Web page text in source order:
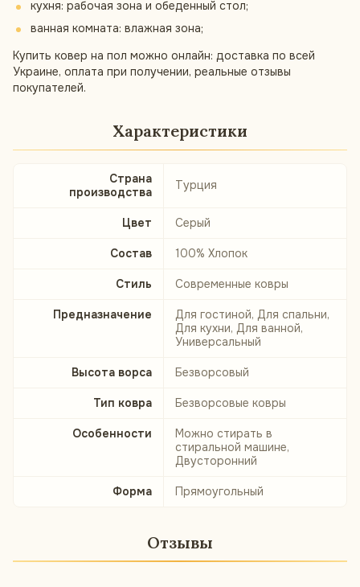
кухня: рабочая зона и обеденный стол;
ванная комната: влажная зона;
Купить ковер на пол можно онлайн: доставка по всей
Украине, оплата при получении, реальные отзывы
покупателей.
Характеристики
Страна
производства
Турция
Цвет Серый
Состав 100% Хлопок
Стиль Современные ковры
Предназначение
Для гостиной, Для спальни,
Для кухни, Для ванной,
Универсальный
Высота ворса Безворсовый
Тип ковра Безворсовые ковры
Особенности
Можно стирать в
стиральной машине,
Двусторонний
Форма Прямоугольный
Отзывы